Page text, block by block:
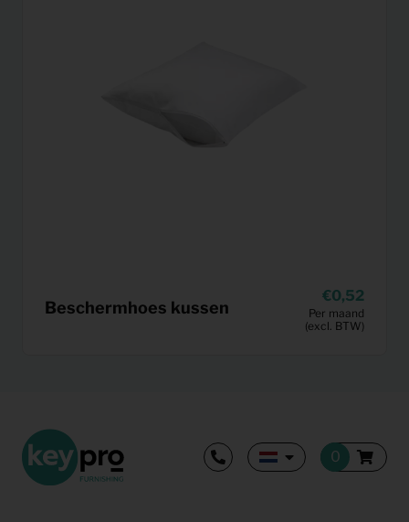
Beschermhoes kussen
0,52
Per maand
(excl. BTW)